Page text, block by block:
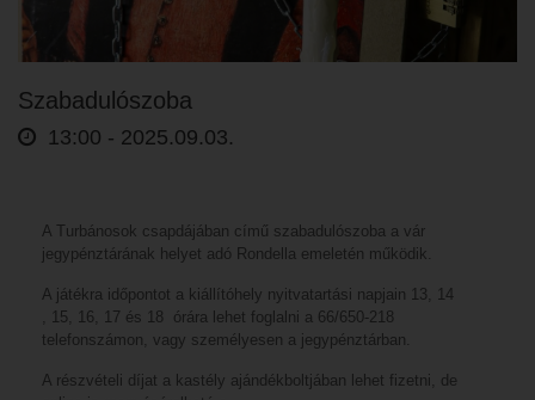
Szabadulószoba
13:00 - 2025.09.03.
A Turbánosok csapdájában című szabadulószoba a vár
jegypénztárának helyet adó Rondella emeletén működik.
A játékra időpontot a kiállítóhely nyitvatartási napjain 13, 14
, 15, 16, 17 és 18 órára lehet foglalni a 66/650-218
telefonszámon, vagy személyesen a jegypénztárban.
A részvételi díjat a kastély ajándékboltjában lehet fizetni, de